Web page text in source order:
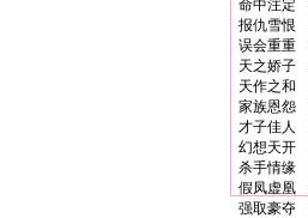
命中注定
报仇雪恨
误会重重
天之娇子
天作之和
家族恩怨
才子佳人
幻想天开
杀手情缘
假凤虚凰
强取豪夺